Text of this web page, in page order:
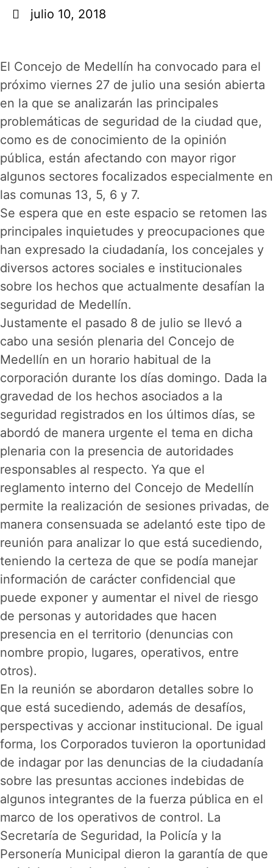
julio 10, 2018
El Concejo de Medellín ha convocado para el
próximo viernes 27 de julio una sesión abierta
en la que se analizarán las principales
problemáticas de seguridad de la ciudad que,
como es de conocimiento de la opinión
pública, están afectando con mayor rigor
algunos sectores focalizados especialmente en
las comunas 13, 5, 6 y 7.
Se espera que en este espacio se retomen las
principales inquietudes y preocupaciones que
han expresado la ciudadanía, los concejales y
diversos actores sociales e institucionales
sobre los hechos que actualmente desafían la
seguridad de Medellín.
Justamente el pasado 8 de julio se llevó a
cabo una sesión plenaria del Concejo de
Medellín en un horario habitual de la
corporación durante los días domingo. Dada la
gravedad de los hechos asociados a la
seguridad registrados en los últimos días, se
abordó de manera urgente el tema en dicha
plenaria con la presencia de autoridades
responsables al respecto. Ya que el
reglamento interno del Concejo de Medellín
permite la realización de sesiones privadas, de
manera consensuada se adelantó este tipo de
reunión para analizar lo que está sucediendo,
teniendo la certeza de que se podía manejar
información de carácter confidencial que
puede exponer y aumentar el nivel de riesgo
de personas y autoridades que hacen
presencia en el territorio (denuncias con
nombre propio, lugares, operativos, entre
otros).
En la reunión se abordaron detalles sobre lo
que está sucediendo, además de desafíos,
perspectivas y accionar institucional. De igual
forma, los Corporados tuvieron la oportunidad
de indagar por las denuncias de la ciudadanía
sobre las presuntas acciones indebidas de
algunos integrantes de la fuerza pública en el
marco de los operativos de control. La
Secretaría de Seguridad, la Policía y la
Personería Municipal dieron la garantía de que